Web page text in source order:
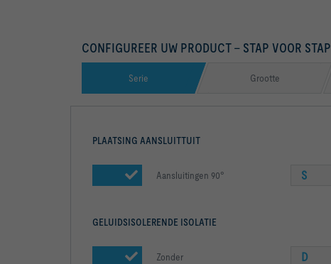
CONFIGUREER UW PRODUCT – STAP VOOR STAP
Serie Grootte
PLAATSING AANSLUITTUIT
Aansluitingen 90° S
GELUIDSISOLERENDE ISOLATIE
Zonder D